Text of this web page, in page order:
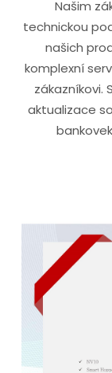
Našim
technickou
našich
komplexní
zákazníkovi.
aktualizace